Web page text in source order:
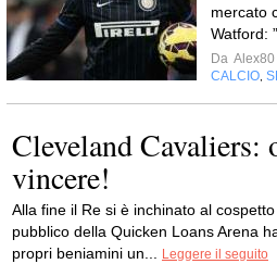
mercato
Watford:
Da Alex80
CALCIO
Cleveland Cavaliers:
vincere!
Alla fine il Re si è inchinato al
pubblico della Quicken Loans Arena
propri beniamini un...
Leggere il seguito